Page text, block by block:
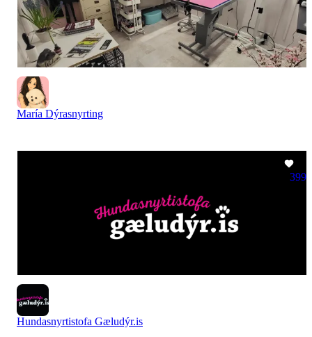
María Dýrasnyrting
399
Hundasnyrtistofa Gæludýr.is